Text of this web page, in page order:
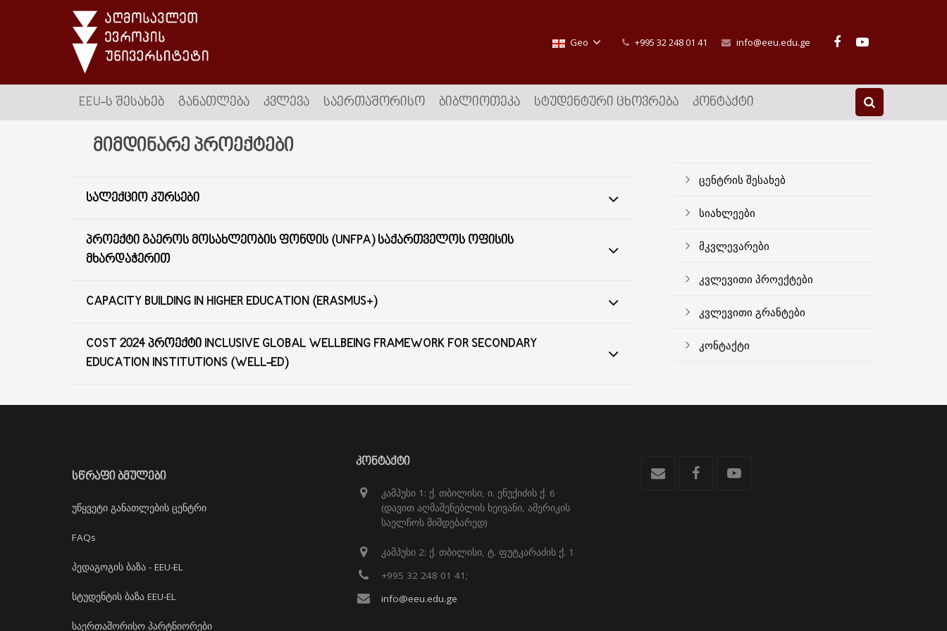
Geo +995 32 248 01 41 info@eeu.edu.ge
EEU-Ს ᲨᲔᲡᲐᲮᲔᲑ ᲒᲐᲜᲐᲗᲚᲔᲑᲐ ᲙᲕᲚᲔᲕᲐ ᲡᲐᲔᲠᲗᲐᲨᲝᲠᲘᲡᲝ ᲑᲘᲑᲚᲘᲝᲗᲔᲙᲐ ᲡᲢᲣᲓᲔᲜᲢᲣᲠᲘ ᲪᲮᲝᲕᲠᲔᲑᲐ ᲙᲝᲜᲢᲐᲥᲢᲘ
მიმდინარე პროექტები
ᲡᲐᲚᲔᲥᲪᲘᲝ ᲙᲣᲠᲡᲔᲑᲘ
ᲞᲠᲝᲔᲥᲢᲘ ᲒᲐᲔᲠᲝᲡ ᲛᲝᲡᲐᲮᲚᲔᲝᲑᲘᲡ ᲤᲝᲜᲓᲘᲡ (UNFPA) ᲡᲐᲥᲐᲠᲗᲕᲔᲚᲝᲡ ᲝᲤᲘᲡᲘᲡ
ᲛᲮᲐᲠᲓᲐᲭᲔᲠᲘᲗ
CAPACITY BUILDING IN HIGHER EDUCATION (ERASMUS+)
COST 2024 ᲞᲠᲝᲔᲥᲢᲘ INCLUSIVE GLOBAL WELLBEING FRAMEWORK FOR SECONDARY
EDUCATION INSTITUTIONS (WELL-ED)
ცენტრის შესახებ
სიახლეები
მკვლევარები
კვლევითი პროექტები
კვლევითი გრანტები
კონტაქტი
ᲡᲬᲠᲐᲤᲘ ᲑᲛᲣᲚᲔᲑᲘ
უწყვეტი განათლების ცენტრი
FAQs
პედაგოგის ბაზა - EEU-EL
სტუდენტის ბაზა EEU-EL
საერთაშორისო პარტნიორები
ᲙᲝᲜᲢᲐᲥᲢᲘ
კამპუსი 1: ქ. თბილისი, ი. ენუქიძის ქ. 6
(დავით აღმაშენებლის ხეივანი, ამერიკის
საელჩოს მიმდებარედ)
კამპუსი 2: ქ. თბილისი, ტ. ფუტკარაძის ქ. 1
+995 32 248 01 41;
info@eeu.edu.ge